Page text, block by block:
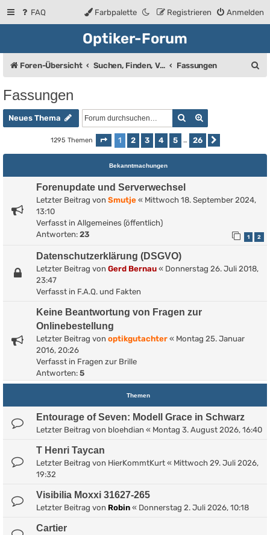
FAQ Anmelden
Registrieren
Farbpalette
Optiker-Forum
Foren-Übersicht Suchen, Finden, Verkaufsanzeigen Fassungen
Fassungen
Neues Thema Suche
1295 Themen Seite 1von 26
1 2 3 4 5 … 26
Bekanntmachungen
Forenupdate und Serverwechsel
Letzter Beitrag von Smutje « Mittwoch 18. September 2024,
13:10
Verfasst in Allgemeines (öffentlich)
Antworten: 23 1 2
Datenschutzerklärung (DSGVO)
Letzter Beitrag von Gerd Bernau « Donnerstag 26. Juli 2018,
23:47
Verfasst in F.A.Q. und Fakten
Keine Beantwortung von Fragen zur
Onlinebestellung
Letzter Beitrag von optikgutachter « Montag 25. Januar
2016, 20:26
Verfasst in Fragen zur Brille
Antworten: 5
Themen
Entourage of Seven: Modell Grace in Schwarz
Letzter Beitrag von bloehdian « Montag 3. August 2026, 16:40
T Henri Taycan
Letzter Beitrag von HierKommtKurt « Mittwoch 29. Juli 2026,
19:32
Visibilia Moxxi 31627-265
Letzter Beitrag von Robin « Donnerstag 2. Juli 2026, 10:18
Cartier